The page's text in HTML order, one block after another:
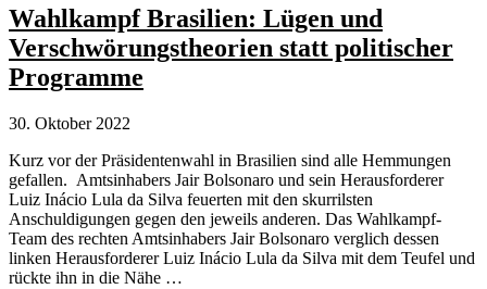
Janich:
Bewährungsstrafe
für
Mordaufrufe
Wahlkampf Brasilien: Lügen und
Verschwörungstheorien statt politischer
Programme
30. Oktober 2022
Kurz vor der Präsidentenwahl in Brasilien sind alle Hemmungen
gefallen. Amtsinhabers Jair Bolsonaro und sein Herausforderer
Luiz Inácio Lula da Silva feuerten mit den skurrilsten
Anschuldigungen gegen den jeweils anderen. Das Wahlkampf-
Team des rechten Amtsinhabers Jair Bolsonaro verglich dessen
linken Herausforderer Luiz Inácio Lula da Silva mit dem Teufel und
rückte ihn in die Nähe …